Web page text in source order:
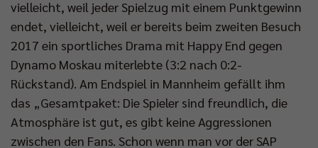
vielleicht, weil jeder Spielzug mit einem Punktgewinn
endet, vielleicht, weil er bereits beim zweiten Besuch
2017 ein sportliches Drama mit Happy End gegen
Dynamo Moskau miterlebte (3:2 nach 0:2-
Rückstand). Am Endspiel in Mannheim gefällt ihm
das „Gesamtpaket: Die Spieler sind freundlich, die
Atmosphäre ist gut, es gibt keine Aggressionen
zwischen den Fans. Schon wenn man vor der SAP